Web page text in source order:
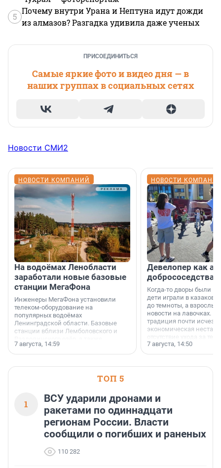
5
Почему внутри Урана и Нептуна идут дожди
из алмазов? Разгадка удивила даже ученых
ПРИСОЕДИНИТЬСЯ
Самые яркие фото и видео дня — в
наших группах в социальных сетях
Новости СМИ2
НОВОСТИ КОМПАНИЙ
На водоёмах Ленобласти
заработали новые базовые
станции МегаФона
Инженеры МегаФона установили
телеком-оборудование на
популярных водоёмах
Ленинградской области. Базовые
станции вблизи Лемболовского и
недалеко от Большого Тосненского
водопада.
7 августа, 14:59
НОВОСТИ
Девелопер как
добрососедства
Когда-то дворы были
дети играли в казаков-
до темноты, а
новости на лавочках. В
традиция почти
экономическая
отсутствие ухода за
сделали своё дело.
7 августа, 14:50
ТОП 5
1
ВСУ ударили дронами и
ракетами по одиннадцати
регионам России. Власти
сообщили о погибших и раненых
110 282